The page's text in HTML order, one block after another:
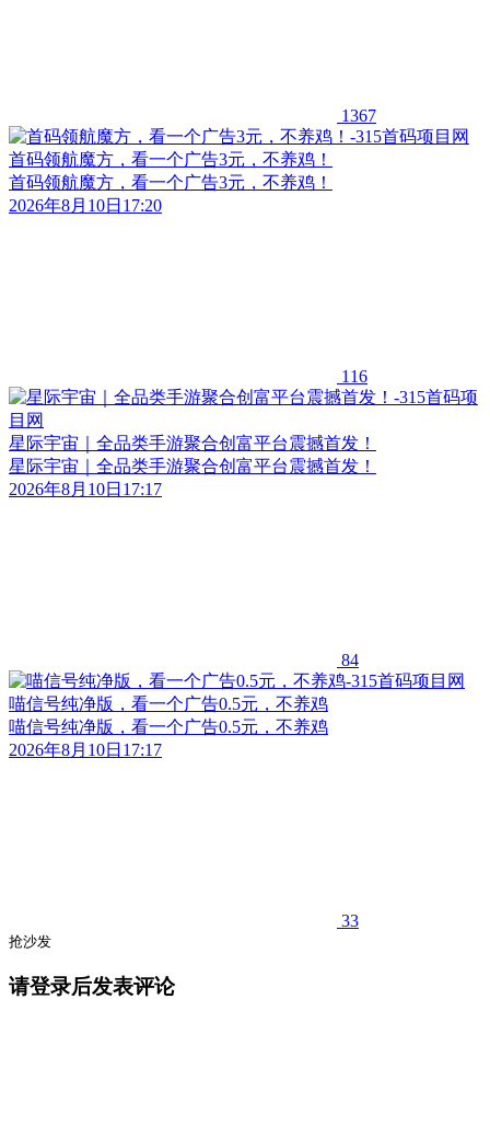
1367
首码领航魔方，看一个广告3元，不养鸡！
首码领航魔方，看一个广告3元，不养鸡！
2026年8月10日17:20
116
星际宇宙｜全品类手游聚合创富平台震撼首发！
星际宇宙｜全品类手游聚合创富平台震撼首发！
2026年8月10日17:17
84
喵信号纯净版，看一个广告0.5元，不养鸡
喵信号纯净版，看一个广告0.5元，不养鸡
2026年8月10日17:17
33
抢沙发
请登录后发表评论